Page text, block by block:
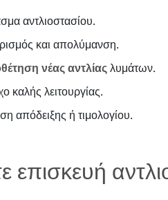
αντλιοστασίου.
και απολύμανση.
νέας αντλίαςλυμάτων.
καλής λειτουργίας.
απόδειξης ή τιμολογίου.
επισκευή